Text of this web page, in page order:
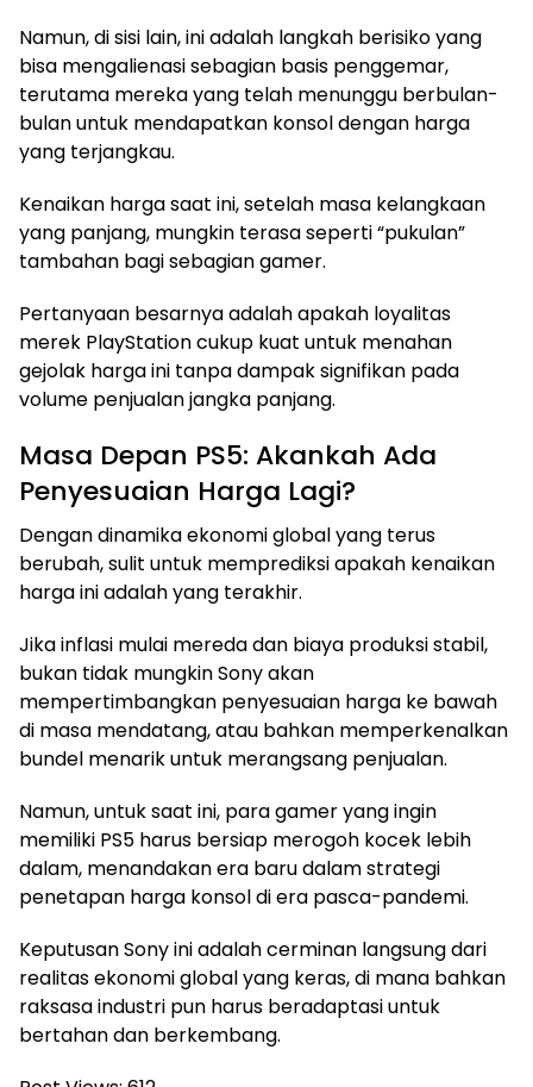
Namun, di sisi lain, ini adalah langkah berisiko yang
bisa mengalienasi sebagian basis penggemar,
terutama mereka yang telah menunggu berbulan-
bulan untuk mendapatkan konsol dengan harga
yang terjangkau.
Kenaikan harga saat ini, setelah masa kelangkaan
yang panjang, mungkin terasa seperti “pukulan”
tambahan bagi sebagian gamer.
Pertanyaan besarnya adalah apakah loyalitas
merek PlayStation cukup kuat untuk menahan
gejolak harga ini tanpa dampak signifikan pada
volume penjualan jangka panjang.
Masa Depan PS5: Akankah Ada
Penyesuaian Harga Lagi?
Dengan dinamika ekonomi global yang terus
berubah, sulit untuk memprediksi apakah kenaikan
harga ini adalah yang terakhir.
Jika inflasi mulai mereda dan biaya produksi stabil,
bukan tidak mungkin Sony akan
mempertimbangkan penyesuaian harga ke bawah
di masa mendatang, atau bahkan memperkenalkan
bundel menarik untuk merangsang penjualan.
Namun, untuk saat ini, para gamer yang ingin
memiliki PS5 harus bersiap merogoh kocek lebih
dalam, menandakan era baru dalam strategi
penetapan harga konsol di era pasca-pandemi.
Keputusan Sony ini adalah cerminan langsung dari
realitas ekonomi global yang keras, di mana bahkan
raksasa industri pun harus beradaptasi untuk
bertahan dan berkembang.